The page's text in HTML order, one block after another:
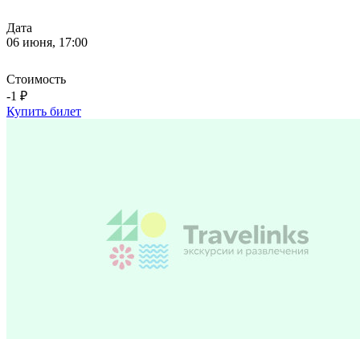
Дата
06 июня, 17:00
Стоимость
-1 ₽
Купить билет